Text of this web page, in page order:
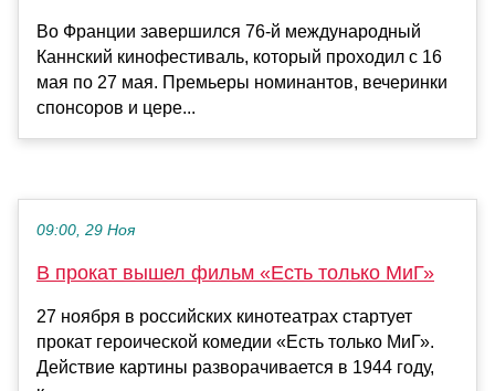
Во Франции завершился 76-й международный
Каннский кинофестиваль, который проходил с 16
мая по 27 мая. Премьеры номинантов, вечеринки
спонсоров и цере...
09:00, 29 Ноя
В прокат вышел фильм «Есть только МиГ»
27 ноября в российских кинотеатрах стартует
прокат героической комедии «Есть только МиГ».
Действие картины разворачивается в 1944 году,